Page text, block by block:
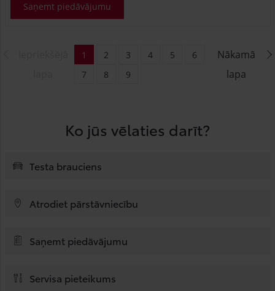
Saņemt piedāvājumu
Nākamā
lapa
1 2 3 4 5
6
7
8 9
Ko jūs vēlaties darīt?
Testa brauciens
Atrodiet pārstāvniecību
Saņemt piedāvājumu
Servisa pieteikums